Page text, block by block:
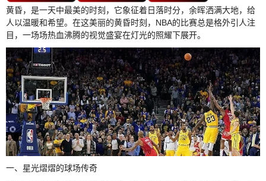
黄昏，是一天中最美的时刻，它象征着日落时分，余晖洒满大地，给
人以温暖和希望。在这美丽的黄昏时刻，NBA的比赛总是格外引人注
目，一场场热血沸腾的视觉盛宴在灯光的照耀下展开。
一、星光熠熠的球场传奇